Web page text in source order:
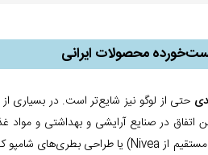
محصولات ایرانی
حتی از لوگو نیز شایع‌تر است. در
در صنایع آرایشی و بهداشتی و مواد